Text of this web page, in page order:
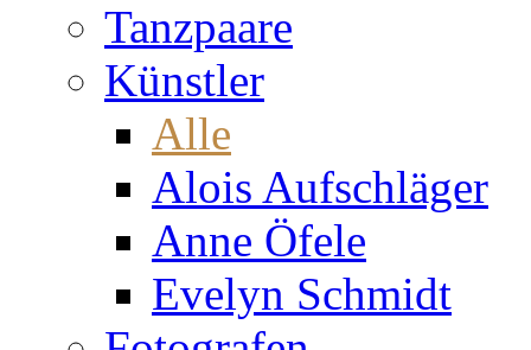
Tanzpaare
Künstler
Alle
Alois Aufschläger
Anne Öfele
Evelyn Schmidt